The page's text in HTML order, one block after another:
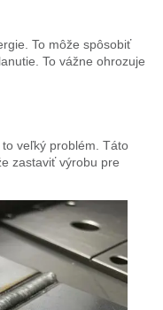
To môže spôsobiť
To vážne ohrozuje
veľký problém. Táto
zastaviť výrobu pre